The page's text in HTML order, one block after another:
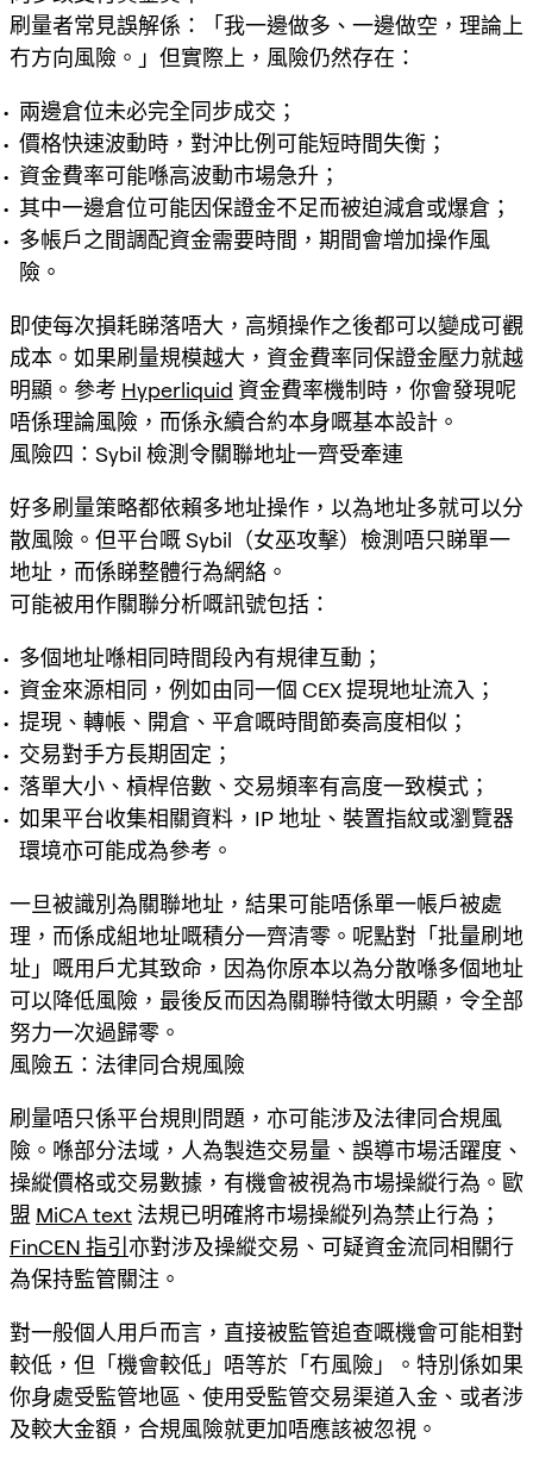
刷量者常見誤解係：「我一邊做多、一邊做空，理論上
冇方向風險。」但實際上，風險仍然存在：
兩邊倉位未必完全同步成交；
價格快速波動時，對沖比例可能短時間失衡；
資金費率可能喺高波動市場急升；
其中一邊倉位可能因保證金不足而被迫減倉或爆倉；
多帳戶之間調配資金需要時間，期間會增加操作風
險。
即使每次損耗睇落唔大，高頻操作之後都可以變成可觀
成本。如果刷量規模越大，資金費率同保證金壓力就越
明顯。參考 Hyperliquid 資金費率機制時，你會發現呢
唔係理論風險，而係永續合約本身嘅基本設計。
風險四：Sybil 檢測令關聯地址一齊受牽連
好多刷量策略都依賴多地址操作，以為地址多就可以分
散風險。但平台嘅 Sybil（女巫攻擊）檢測唔只睇單一
地址，而係睇整體行為網絡。
可能被用作關聯分析嘅訊號包括：
多個地址喺相同時間段內有規律互動；
資金來源相同，例如由同一個 CEX 提現地址流入；
提現、轉帳、開倉、平倉嘅時間節奏高度相似；
交易對手方長期固定；
落單大小、槓桿倍數、交易頻率有高度一致模式；
如果平台收集相關資料，IP 地址、裝置指紋或瀏覽器
環境亦可能成為參考。
一旦被識別為關聯地址，結果可能唔係單一帳戶被處
理，而係成組地址嘅積分一齊清零。呢點對「批量刷地
址」嘅用戶尤其致命，因為你原本以為分散喺多個地址
可以降低風險，最後反而因為關聯特徵太明顯，令全部
努力一次過歸零。
風險五：法律同合規風險
刷量唔只係平台規則問題，亦可能涉及法律同合規風
險。喺部分法域，人為製造交易量、誤導市場活躍度、
操縱價格或交易數據，有機會被視為市場操縱行為。歐
盟 MiCA text 法規已明確將市場操縱列為禁止行為；
FinCEN 指引 亦對涉及操縱交易、可疑資金流同相關行
為保持監管關注。
對一般個人用戶而言，直接被監管追查嘅機會可能相對
較低，但「機會較低」唔等於「冇風險」。特別係如果
你身處受監管地區、使用受監管交易渠道入金、或者涉
及較大金額，合規風險就更加唔應該被忽視。